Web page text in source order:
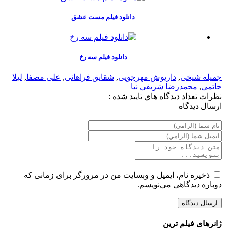
دانلود فیلم مست عشق
دانلود فیلم سه رخ
جمیله شیخی, داریوش مهرجویی, شقایق فراهانی, علی مصفا, لیلا
حاتمی, محمدرضا شریفی نیا
نظرات تعداد ديدگاه هاي تاييد شده :
ارسال ديدگاه
ذخیره نام، ایمیل و وبسایت من در مرورگر برای زمانی که
دوباره دیدگاهی می‌نویسم.
ژانرهای فیلم ترین